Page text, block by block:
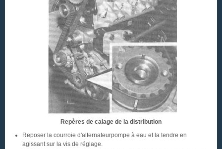
Repères de calage de la distribution
Reposer la courroie d'alternateurpompe à eau et la tendre en
agissant sur la vis de réglage.